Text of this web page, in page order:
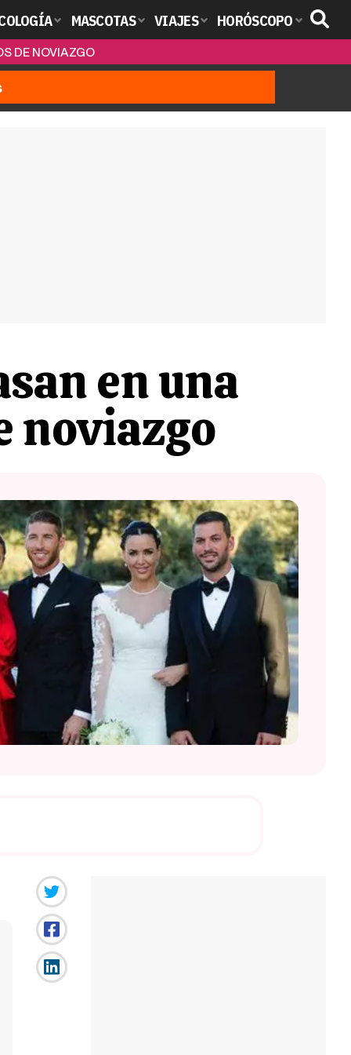
MASCOTAS VIAJES HORÓSCOPO
DE NOVIAZGO
en una
noviazgo